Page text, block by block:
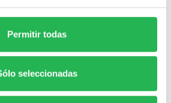
Permitir todas
seleccionadas
Valencia y estudió el
como European Financial
y ESG Advisor (ESGA)®,